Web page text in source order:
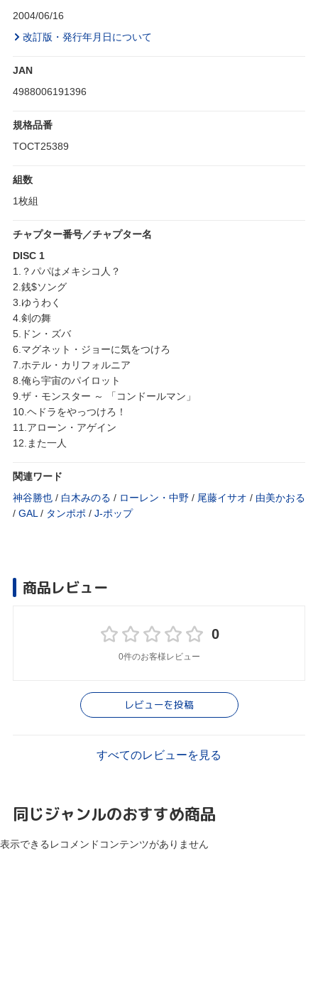
2004/06/16
改訂版・発行年月日について
JAN
4988006191396
規格品番
TOCT25389
組数
1枚組
チャプター番号／チャプター名
DISC 1
1.？パパはメキシコ人？
2.銭$ソング
3.ゆうわく
4.剣の舞
5.ドン・ズバ
6.マグネット・ジョーに気をつけろ
7.ホテル・カリフォルニア
8.俺ら宇宙のパイロット
9.ザ・モンスター ～ 「コンドールマン」
10.ヘドラをやっつけろ！
11.アローン・アゲイン
12.また一人
関連ワード
神谷勝也 / 白木みのる / ローレン・中野 / 尾藤イサオ / 由美かおる
/ GAL / タンポポ / J‐ポップ
商品レビュー
0
0件のお客様レビュー
レビューを投稿
すべてのレビューを見る
同じジャンルのおすすめ商品
表示できるレコメンドコンテンツがありません